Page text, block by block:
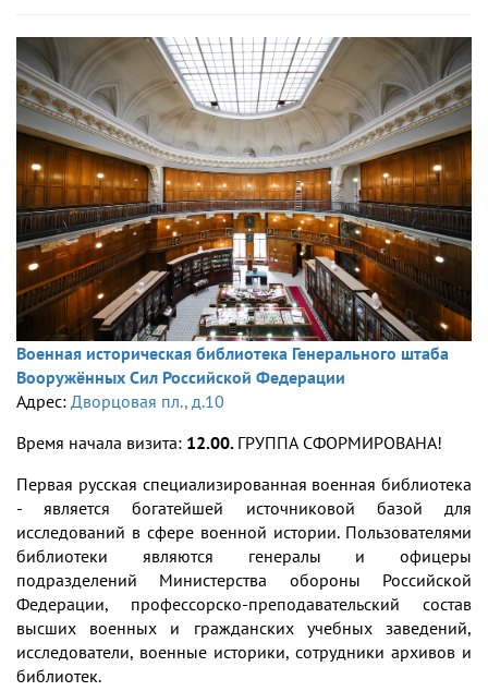
Военная историческая библиотека Генерального штаба
Вооружённых Сил Российской Федерации
Адрес: Дворцовая пл., д.10
Время начала визита: 12.00. ГРУППА СФОРМИРОВАНА!
Первая русская специализированная военная библиотека
- является богатейшей источниковой базой для
исследований в сфере военной истории. Пользователями
библиотеки являются генералы и офицеры
подразделений Министерства обороны Российской
Федерации, профессорско-преподавательский состав
высших военных и гражданских учебных заведений,
исследователи, военные историки, сотрудники архивов и
библиотек.